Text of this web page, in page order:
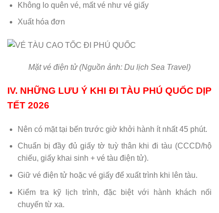
Không lo quên vé, mất vé như vé giấy
Xuất hóa đơn
Mặt vé điện tử (Nguồn ảnh: Du lịch Sea Travel)
IV. NHỮNG LƯU Ý KHI ĐI TÀU PHÚ QUỐC DỊP
TẾT 2026
Nên có mặt tại bến trước giờ khởi hành ít nhất 45 phút.
Chuẩn bị đầy đủ giấy tờ tuỳ thân khi đi tàu (CCCD/hộ
chiếu, giấy khai sinh + vé tàu điện tử).
Giữ vé điện tử hoặc vé giấy để xuất trình khi lên tàu.
Kiểm tra kỹ lịch trình, đặc biệt với hành khách nối
chuyến từ xa.